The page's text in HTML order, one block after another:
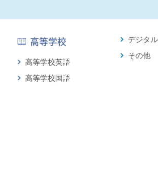
高等学校
高等学校英語
高等学校国語
デジタ
その他